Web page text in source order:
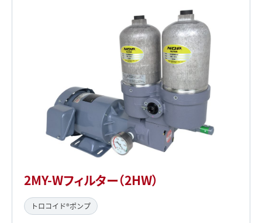
2MY-Wフィルター（2HW）
トロコイド®ポンプ